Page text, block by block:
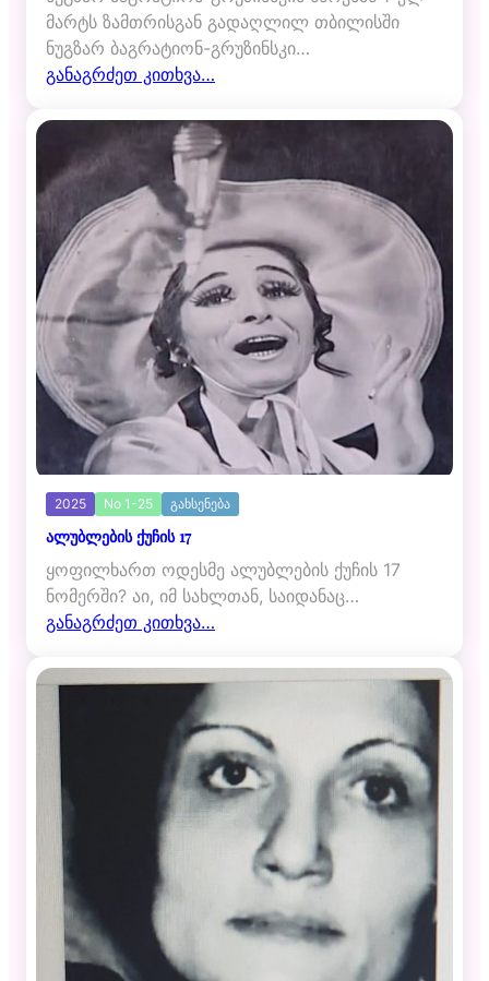
მარტს ზამთრისგან გადაღლილ თბილისში
ნუგზარ ბაგრატიონ-გრუზინსკი…
განაგრძეთ კითხვა…
2025 No 1-25 გახსენება
ალუბლების ქუჩის 17
ყოფილხართ ოდესმე ალუბლების ქუჩის 17
ნომერში? აი, იმ სახლთან, საიდანაც…
განაგრძეთ კითხვა…